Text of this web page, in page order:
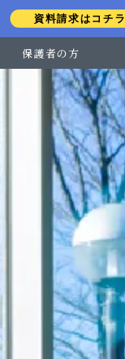
資料請求はコチラ
保護者の方